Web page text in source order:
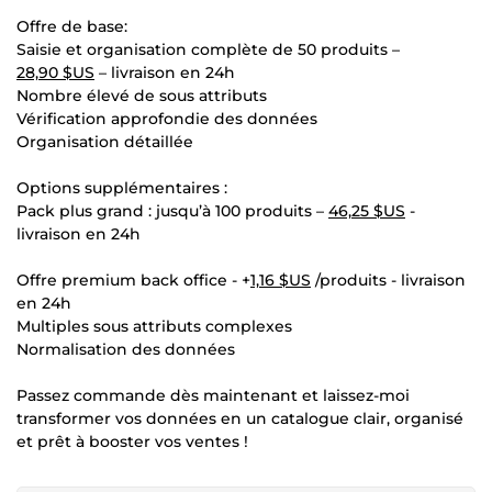
Offre de base:
Saisie et organisation complète de 50 produits –
28,90 $US – livraison en 24h
Nombre élevé de sous attributs
Vérification approfondie des données
Organisation détaillée
Options supplémentaires :
Pack plus grand : jusqu’à 100 produits – 46,25 $US -
livraison en 24h
Offre premium back office - +1,16 $US /produits - livraison
en 24h
Multiples sous attributs complexes
Normalisation des données
Passez commande dès maintenant et laissez-moi
transformer vos données en un catalogue clair, organisé
et prêt à booster vos ventes !